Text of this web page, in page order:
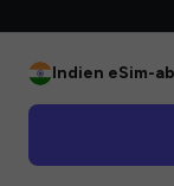
Indien eSim-